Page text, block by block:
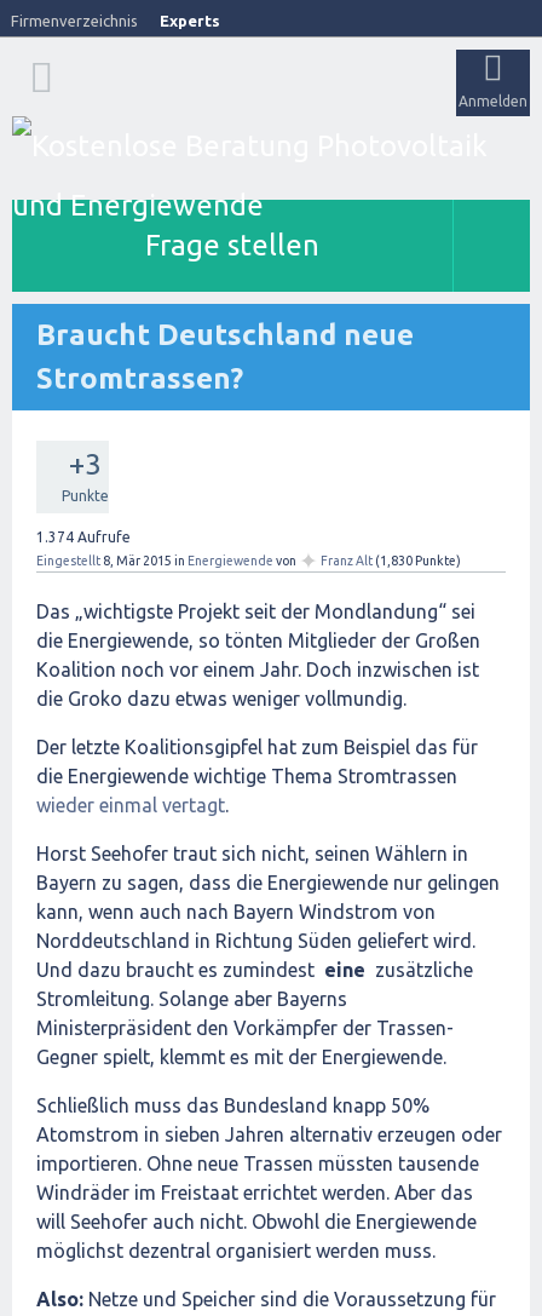
Firmenverzeichnis Experts
Anmelden
Frage stellen
Braucht Deutschland neue
Stromtrassen?
+3
Punkte
1.374 Aufrufe
Eingestellt 8, Mär 2015 in Energiewende von ✦ Franz Alt (1,830 Punkte)
Das „wichtigste Projekt seit der Mondlandung“ sei
die Energiewende, so tönten Mitglieder der Großen
Koalition noch vor einem Jahr. Doch inzwischen ist
die Groko dazu etwas weniger vollmundig.
Der letzte Koalitionsgipfel hat zum Beispiel das für
die Energiewende wichtige Thema Stromtrassen
wieder einmal vertagt.
Horst Seehofer traut sich nicht, seinen Wählern in
Bayern zu sagen, dass die Energiewende nur gelingen
kann, wenn auch nach Bayern Windstrom von
Norddeutschland in Richtung Süden geliefert wird.
Und dazu braucht es zumindest eine zusätzliche
Stromleitung. Solange aber Bayerns
Ministerpräsident den Vorkämpfer der Trassen-
Gegner spielt, klemmt es mit der Energiewende.
Schließlich muss das Bundesland knapp 50%
Atomstrom in sieben Jahren alternativ erzeugen oder
importieren. Ohne neue Trassen müssten tausende
Windräder im Freistaat errichtet werden. Aber das
will Seehofer auch nicht. Obwohl die Energiewende
möglichst dezentral organisiert werden muss.
Also: Netze und Speicher sind die Voraussetzung für